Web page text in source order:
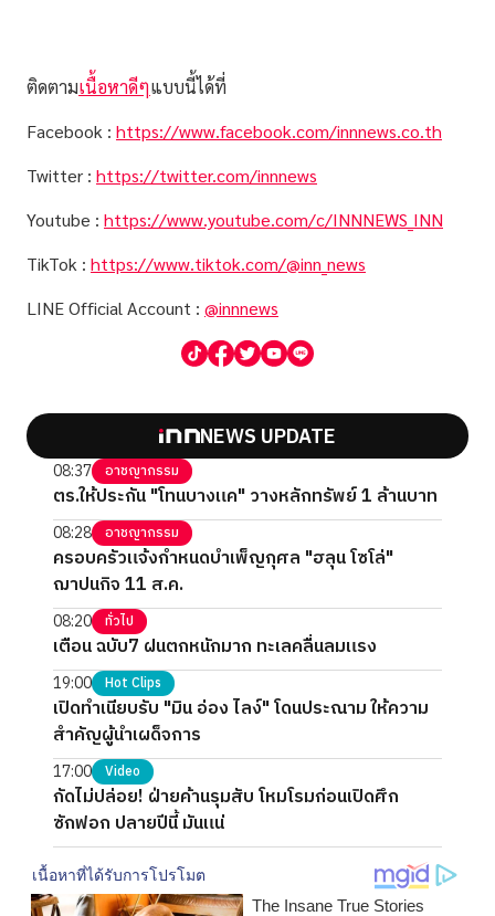
ติดตามเนื้อหาดีๆแบบนี้ได้ที่
Facebook : https://www.facebook.com/innnews.co.th
Twitter : https://twitter.com/innnews
Youtube : https://www.youtube.com/c/INNNEWS_INN
TikTok : https://www.tiktok.com/@inn_news
LINE Official Account : @innnews
NEWS UPDATE
08:37 อาชญากรรม
ตร.ให้ประกัน "โทนบางแค" วางหลักทรัพย์ 1 ล้านบาท
08:28 อาชญากรรม
ครอบครัวแจ้งกำหนดบำเพ็ญกุศล "ฮลุน โซโล่"
ฌาปนกิจ 11 ส.ค.
08:20 ทั่วไป
เตือน ฉบับ7 ฝนตกหนักมาก ทะเลคลื่นลมแรง
19:00 Hot Clips
เปิดทำเนียบรับ "มิน อ่อง ไลง์" โดนประณาม ให้ความ
สำคัญผู้นำเผด็จการ
17:00 Video
กัดไม่ปล่อย! ฝ่ายค้านรุมสับ โหมโรมก่อนเปิดศึก
ซักฟอก ปลายปีนี้ มันแน่